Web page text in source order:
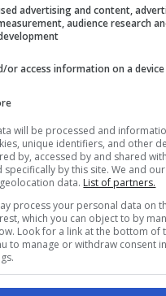
e la risposta di
advertising and content,
audience research
or access information on a device
will be processed and
unique identifiers, and other
by, accessed by and shared
specifically by this site. We and
data. List of partners.
process your personal data on
which you can object to by
Look for a link at the bottom of
to manage or withdraw consent